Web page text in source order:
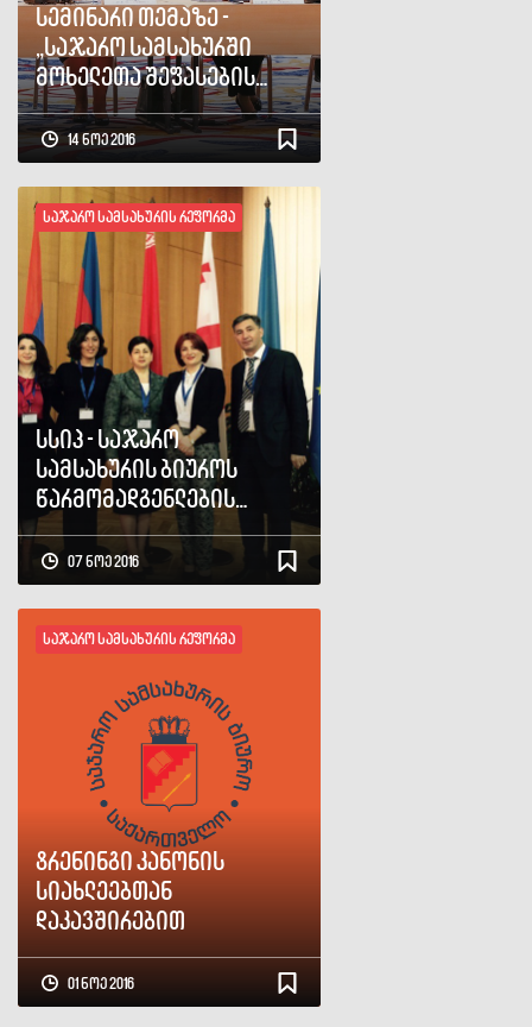
სემინარი თემაზე -
„საჯარო სამსახურში
მოხელეთა შეფასების
სისტემა“
14 ნოე 2016
საჯარო სამსახურის რეფორმა
სსიპ - საჯარო
სამსახურის ბიუროს
წარმომადგენლების
ვიზიტი მოლდოვაში
07 ნოე 2016
საჯარო სამსახურის რეფორმა
ტრენინგი კანონის
სიახლეებთან
დაკავშირებით
01 ნოე 2016